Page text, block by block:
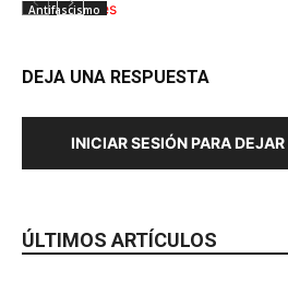
Antifascismo
DEJA UNA RESPUESTA
INICIAR SESIÓN PARA
ÚLTIMOS ARTÍCULOS